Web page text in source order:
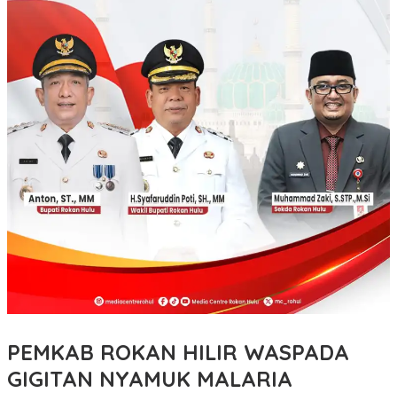
PEMKAB ROKAN HILIR WASPADA
GIGITAN NYAMUK MALARIA